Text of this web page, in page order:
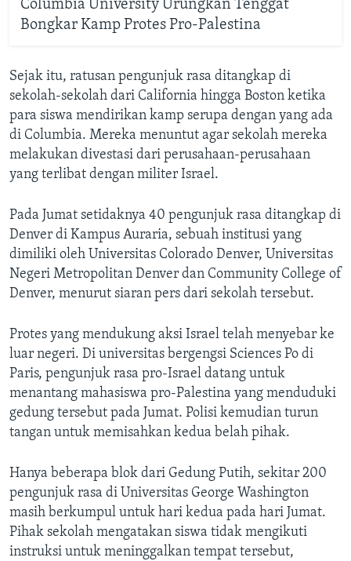
Columbia University Urungkan Tenggat
Bongkar Kamp Protes Pro-Palestina
Sejak itu, ratusan pengunjuk rasa ditangkap di
sekolah-sekolah dari California hingga Boston ketika
para siswa mendirikan kamp serupa dengan yang ada
di Columbia. Mereka menuntut agar sekolah mereka
melakukan divestasi dari perusahaan-perusahaan
yang terlibat dengan militer Israel.
Pada Jumat setidaknya 40 pengunjuk rasa ditangkap di
Denver di Kampus Auraria, sebuah institusi yang
dimiliki oleh Universitas Colorado Denver, Universitas
Negeri Metropolitan Denver dan Community College of
Denver, menurut siaran pers dari sekolah tersebut.
Protes yang mendukung aksi Israel telah menyebar ke
luar negeri. Di universitas bergengsi Sciences Po di
Paris, pengunjuk rasa pro-Israel datang untuk
menantang mahasiswa pro-Palestina yang menduduki
gedung tersebut pada Jumat. Polisi kemudian turun
tangan untuk memisahkan kedua belah pihak.
Hanya beberapa blok dari Gedung Putih, sekitar 200
pengunjuk rasa di Universitas George Washington
masih berkumpul untuk hari kedua pada hari Jumat.
Pihak sekolah mengatakan siswa tidak mengikuti
instruksi untuk meninggalkan tempat tersebut,